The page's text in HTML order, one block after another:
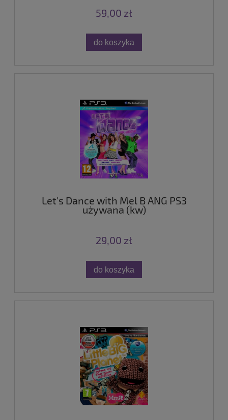
59,00 zł
do koszyka
Let's Dance with Mel B ANG PS3
używana (kw)
29,00 zł
do koszyka